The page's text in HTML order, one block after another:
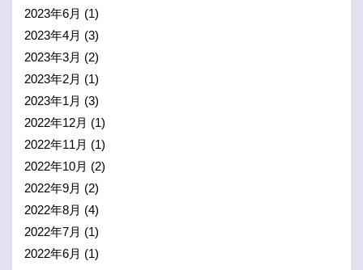
2023年6月 (1)
2023年4月 (3)
2023年3月 (2)
2023年2月 (1)
2023年1月 (3)
2022年12月 (1)
2022年11月 (1)
2022年10月 (2)
2022年9月 (2)
2022年8月 (4)
2022年7月 (1)
2022年6月 (1)